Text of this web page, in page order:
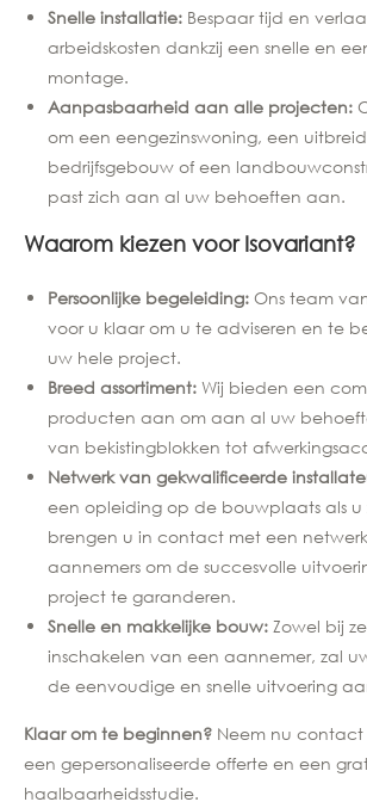
Snelle installatie: Bespaar tijd en
arbeidskosten dankzij een snelle en
montage.
Aanpasbaarheid aan alle projecten:
om een eengezinswoning, een
bedrijfsgebouw of een
past zich aan al uw behoeften aan.
Waarom kiezen voor Isovariant?
Persoonlijke begeleiding: Ons team
voor u klaar om u te adviseren en te
uw hele project.
Breed assortiment: Wij bieden een
producten aan om aan al uw
van bekistingblokken tot
Netwerk van gekwalificeerde
een opleiding op de bouwplaats als u
brengen u in contact met een
aannemers om de succesvolle
project te garanderen.
Snelle en makkelijke bouw: Zowel bij
inschakelen van een aannemer, zal
de eenvoudige en snelle uitvoering
Klaar om te beginnen? Neem nu
een gepersonaliseerde offerte en een
haalbaarheidsstudie.